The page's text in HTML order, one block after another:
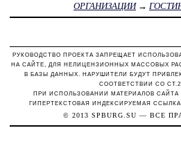
ОРГАНИЗАЦИИ→
РУКОВОДСТВО ПРОЕКТА ЗАПРЕЩАЕТ
НА САЙТЕ, ДЛЯ НЕЛИЦЕНЗИОННЫХ МАССОВЫХ
В БАЗЫ ДАННЫХ. НАРУШИТЕЛИ БУДУТ
СООТВЕТСТВИИ СО
ПРИ ИСПОЛЬЗОВАНИИ МАТЕРИАЛОВ
ГИПЕРТЕКСТОВАЯ ИНДЕКСИРУЕМАЯ
© 2013 SPBURG.SU — ВСЕ